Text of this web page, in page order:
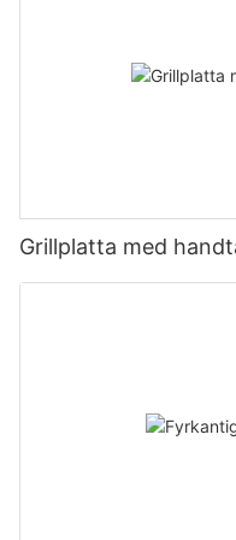
Grillplatta med